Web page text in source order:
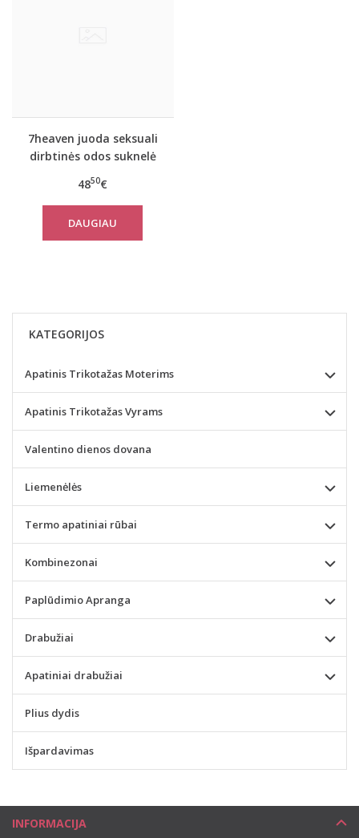
7heaven juoda seksuali
dirbtinės odos suknelė
4850€
DAUGIAU
KATEGORIJOS
Apatinis Trikotažas Moterims
Apatinis Trikotažas Vyrams
Valentino dienos dovana
Liemenėlės
Termo apatiniai rūbai
Kombinezonai
Paplūdimio Apranga
Drabužiai
Apatiniai drabužiai
Plius dydis
Išpardavimas
INFORMACIJA